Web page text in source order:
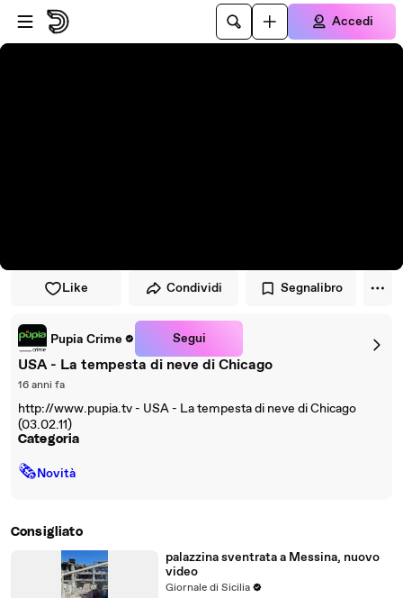
Vai al lettore
Passa al contenuto principale
Accedi
Like Condividi Segnalibro
Pupia Crime Segui
USA - La tempesta di neve di Chicago
16 anni fa
http://www.pupia.tv - USA - La tempesta di neve di Chicago
(03.02.11)
Categoria
🗞Novità
Consigliato
palazzina sventrata a Messina, nuovo
video
Giornale di Sicilia